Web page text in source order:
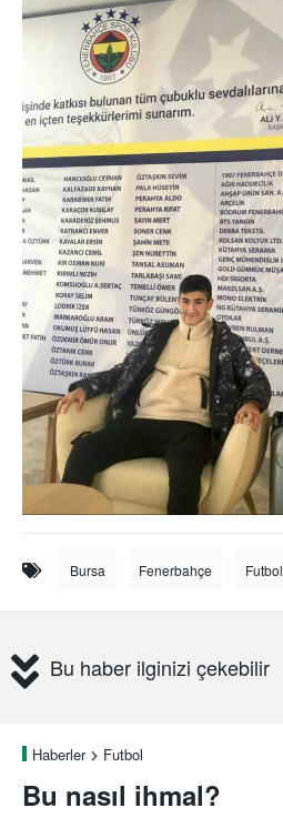
Bursa Fenerbahçe Futbol
Bu haber ilginizi çekebilir
Haberler Futbol
Bu nasıl ihmal?